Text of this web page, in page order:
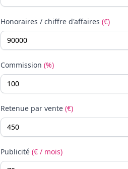
Honoraires / chiffre d'affaires (€)
Commission (%)
Retenue par vente (€)
Publicité (€ / mois)